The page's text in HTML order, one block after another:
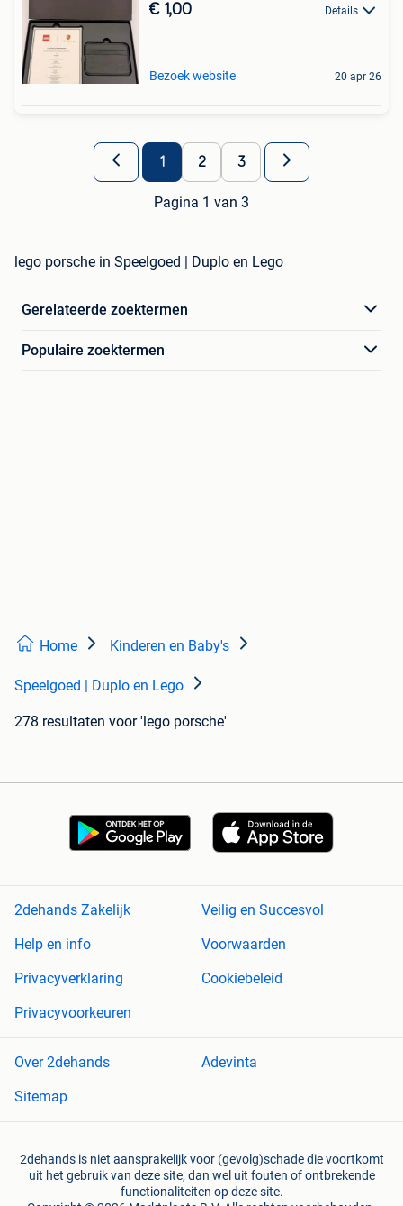
€ 1,00 Details
Bezoek website 20 apr 26
1 2 3
Pagina 1 van 3
lego porsche in Speelgoed | Duplo en Lego
Gerelateerde zoektermen
Populaire zoektermen
Home Kinderen en Baby's
Speelgoed | Duplo en Lego
278 resultaten voor 'lego porsche'
2dehands Zakelijk
Veilig en Succesvol
Help en info
Voorwaarden
Privacyverklaring
Cookiebeleid
Privacyvoorkeuren
Over 2dehands
Adevinta
Sitemap
2dehands is niet aansprakelijk voor (gevolg)schade die voortkomt
uit het gebruik van deze site, dan wel uit fouten of ontbrekende
functionaliteiten op deze site.